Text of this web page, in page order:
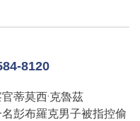
8120
蒂莫西·克魯茲
名彭布羅克男子被指控偷